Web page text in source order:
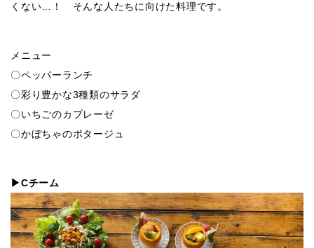
くない…！ そんな人たちに向けた料理です。
メニュー
〇ペッパーランチ
〇彩り豊かな3種類のサラダ
〇いちごのカプレーゼ
〇かぼちゃのポタージュ
▶Cチーム